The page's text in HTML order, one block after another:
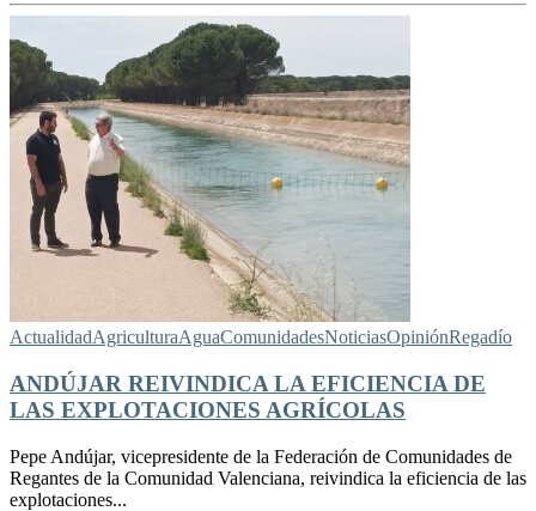
ActualidadAgriculturaAguaComunidadesNoticiasOpiniónRegadío
ANDÚJAR REIVINDICA LA EFICIENCIA DE
LAS EXPLOTACIONES AGRÍCOLAS
Pepe Andújar, vicepresidente de la Federación de Comunidades de
Regantes de la Comunidad Valenciana, reivindica la eficiencia de las
explotaciones...